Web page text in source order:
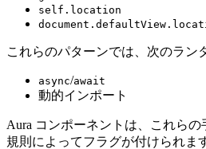
self.location
これらのパターンでは、次のラン
async/await
動的インポート
Aura コンポーネントは、これら
規則によってフラグが付けられま